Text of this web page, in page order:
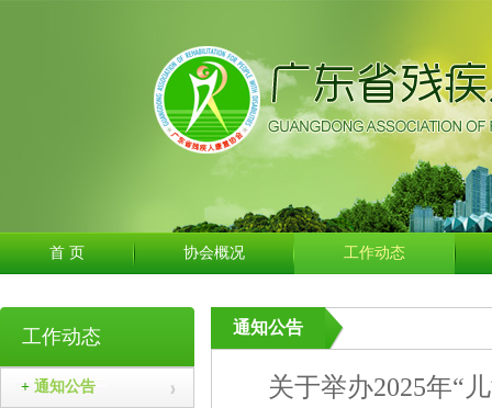
首 页 协会概况 工作动态
工作动态
+ 通知公告
通知公告
关于举办2025年“